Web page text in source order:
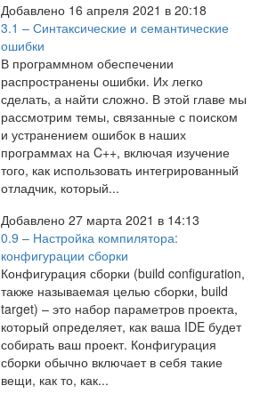
Добавлено 16 апреля 2021 в 20:18
3.1 – Синтаксические и семантические
ошибки
В программном обеспечении
распространены ошибки. Их легко
сделать, а найти сложно. В этой главе мы
рассмотрим темы, связанные с поиском
и устранением ошибок в наших
программах на C++, включая изучение
того, как использовать интегрированный
отладчик, который...
Добавлено 27 марта 2021 в 14:13
0.9 – Настройка компилятора:
конфигурации сборки
Конфигурация сборки (build configuration,
также называемая целью сборки, build
target) – это набор параметров проекта,
который определяет, как ваша IDE будет
собирать ваш проект. Конфигурация
сборки обычно включает в себя такие
вещи, как то, как...